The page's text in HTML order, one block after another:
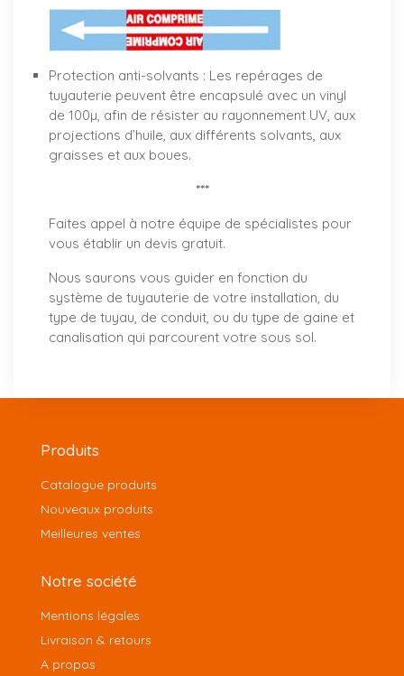
Protection anti-solvants : Les repérages de
tuyauterie peuvent être encapsulé avec un vinyl
de 100µ, afin de résister au rayonnement UV, aux
projections d’huile, aux différents solvants, aux
graisses et aux boues.
***
Faites appel à notre équipe de spécialistes pour
vous établir un devis gratuit.
Nous saurons vous guider en fonction du
système de tuyauterie de votre installation, du
type de tuyau, de conduit, ou du type de gaine et
canalisation qui parcourent votre sous sol.
Produits
Catalogue produits
Nouveaux produits
Meilleures ventes
Notre société
Mentions légales
Livraison & retours
A propos